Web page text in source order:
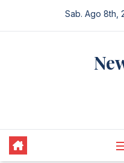
Sab. Ago 8th,